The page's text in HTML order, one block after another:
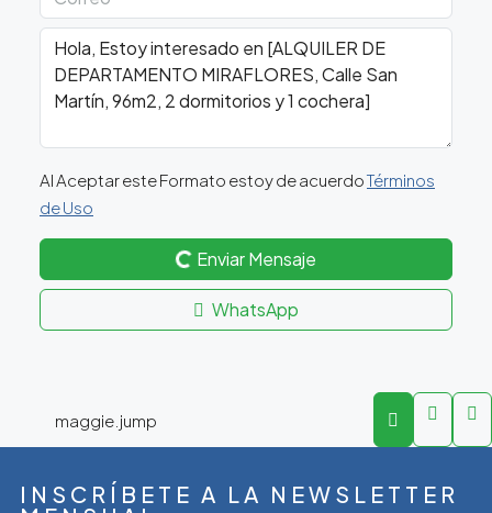
Al Aceptar este Formato estoy de acuerdoTérminos
de Uso
Enviar Mensaje
WhatsApp
maggie.jump
INSCRÍBETE A LA NEWSLETTER